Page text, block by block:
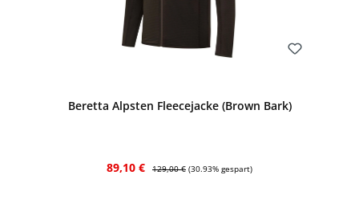
Beretta Alpsten Fleecejacke (Brown Bark)
Verkaufspreis:
89,10 € Regulärer Preis:
129,00 € (30.93% gespart)